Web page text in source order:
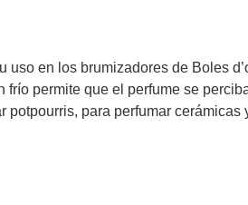
en los brumizadores de Boles
permite que el perfume se
para perfumar